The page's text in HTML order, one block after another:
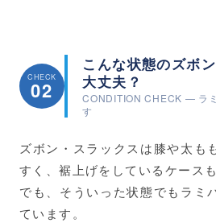
CHECK
02
こんな状態のズボ
大丈夫？
CONDITION CHECK — ラ
す
ズボン・スラックスは膝や太も
すく、裾上げをしているケース
でも、そういった状態でもラミ
ています。